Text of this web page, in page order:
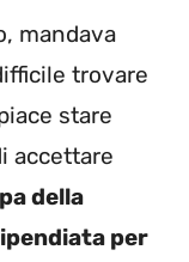
mandava
trovare
stare
accettare
della
per